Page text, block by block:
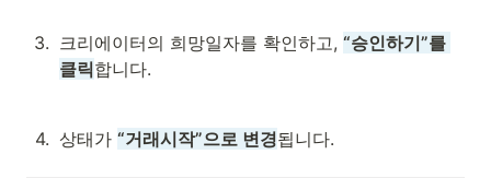
3. 크리에이터의 희망일자를 확인하고, “승인하기”를
클릭합니다.
4. 상태가 “거래시작”으로 변경됩니다.